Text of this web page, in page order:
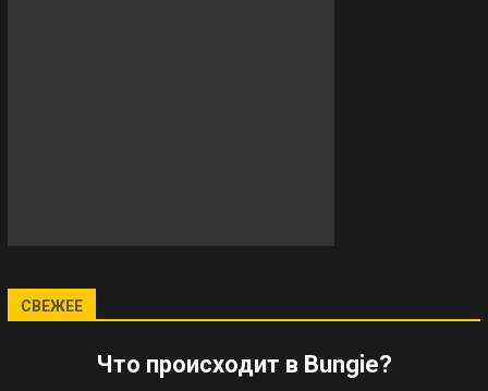
СВЕЖЕЕ
Что происходит в Bungie?